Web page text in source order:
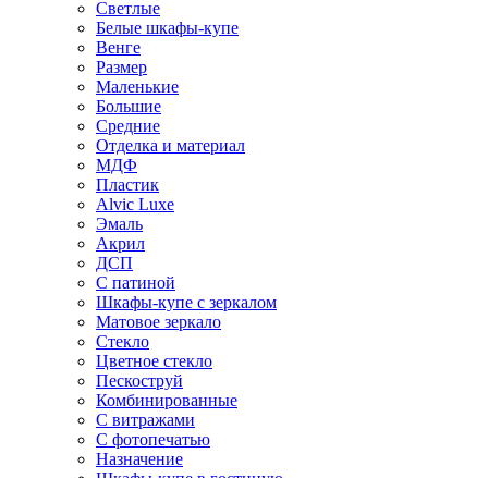
Светлые
Белые шкафы-купе
Венге
Размер
Маленькие
Большие
Средние
Отделка и материал
МДФ
Пластик
Alvic Luxe
Эмаль
Акрил
ДСП
С патиной
Шкафы-купе с зеркалом
Матовое зеркало
Стекло
Цветное стекло
Пескоструй
Комбинированные
С витражами
С фотопечатью
Назначение